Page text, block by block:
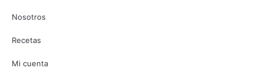
Nosotros
Recetas
Mi cuenta